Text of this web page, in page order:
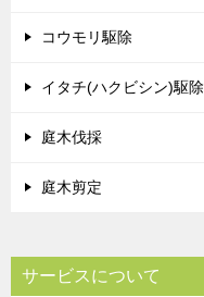
コウモリ駆除
イタチ(ハクビシン)駆除
庭木伐採
庭木剪定
サービスについて